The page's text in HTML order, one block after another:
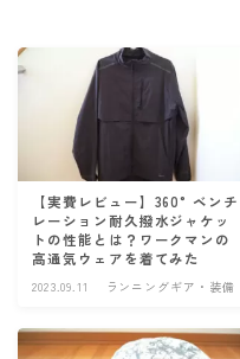
レース当日
ランニングギア・装備
シューズ
ウェア
アクセサリー
【実費レビュー】360°ベンチ
レーション耐久撥水ジャケッ
トの性能とは？ワークマンの
高通気ウェアを着てみた
2023.09.11 ランニングギア・装備